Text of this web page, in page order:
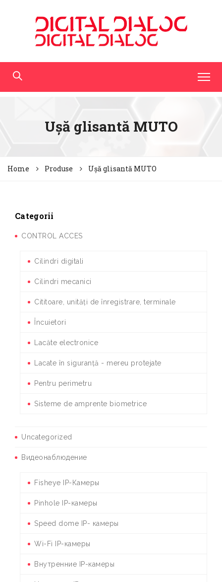
Ușă glisantă MUTO
Home Produse Ușă glisantă MUTO
Categorii
CONTROL ACCES
Cilindri digitali
Cilindri mecanici
Cititoare, unități de înregistrare, terminale
Încuietori
Lacăte electronice
Lacate în siguranță - mereu protejate
Pentru perimetru
Sisteme de amprente biometrice
Uncategorized
Видеонаблюдение
Fisheye IP-Камеры
Pinhole IP-камеры
Speed dome IP- камеры
Wi-Fi IP-камеры
Внутренние IP-камеры